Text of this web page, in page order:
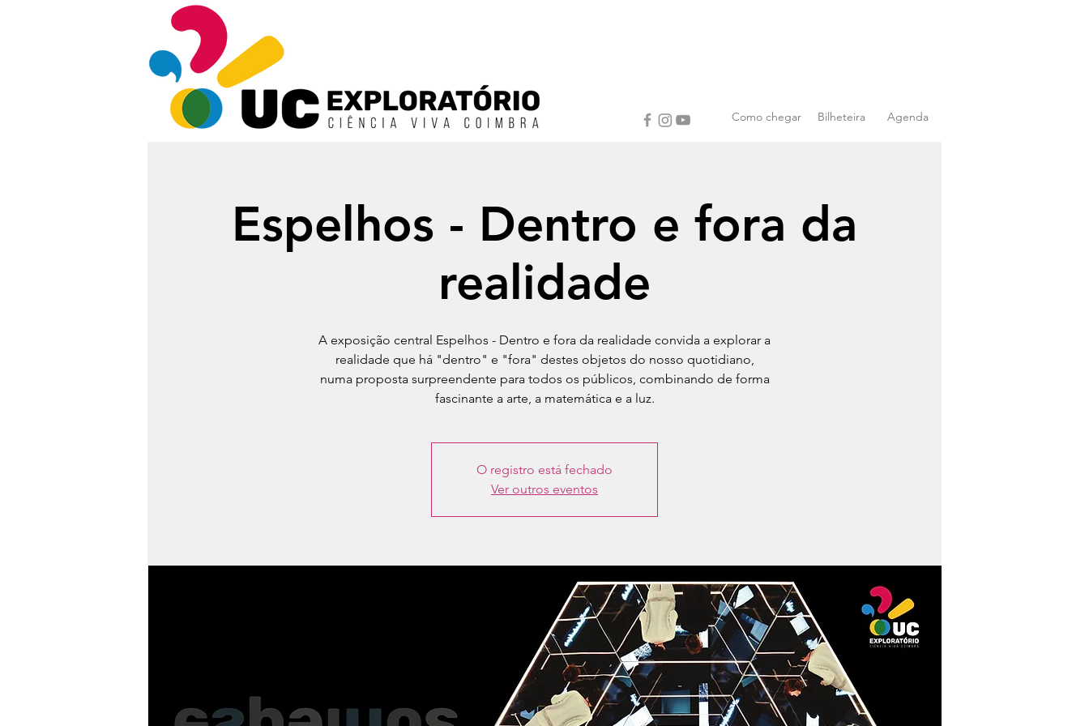
Como chegar Bilheteira Agenda
Espelhos - Dentro e fora da
realidade
A exposição central Espelhos - Dentro e fora da realidade convida a explorar a
realidade que há "dentro" e "fora" destes objetos do nosso quotidiano,
numa proposta surpreendente para todos os públicos, combinando de forma
fascinante a arte, a matemática e a luz.
O registro está fechado
Ver outros eventos